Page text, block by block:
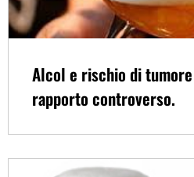
Alcol e rischio di
rapporto controverso.